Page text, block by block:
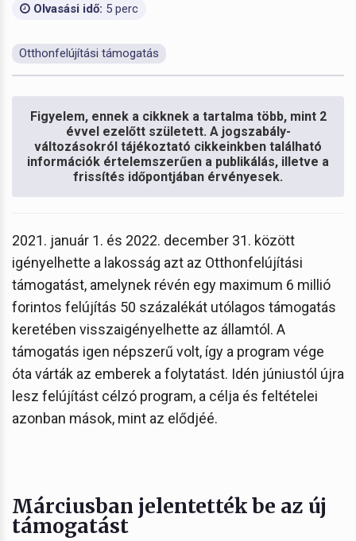
Olvasási idő: 5 perc
Otthonfelújítási támogatás
Figyelem, ennek a cikknek a tartalma több, mint 2
évvel ezelőtt született. A jogszabály-
változásokról tájékoztató cikkeinkben található
információk értelemszerűen a publikálás, illetve a
frissítés időpontjában érvényesek.
2021. január 1. és 2022. december 31. között
igényelhette a lakosság azt az Otthonfelújítási
támogatást, amelynek révén egy maximum 6 millió
forintos felújítás 50 százalékát utólagos támogatás
keretében visszaigényelhette az államtól. A
támogatás igen népszerű volt, így a program vége
óta várták az emberek a folytatást. Idén júniustól újra
lesz felújítást célzó program, a célja és feltételei
azonban mások, mint az elődjéé.
Márciusban jelentették be az új
támogatást